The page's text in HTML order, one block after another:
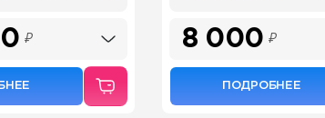
₽ 8 000 ₽
ПОДРОБНЕЕ